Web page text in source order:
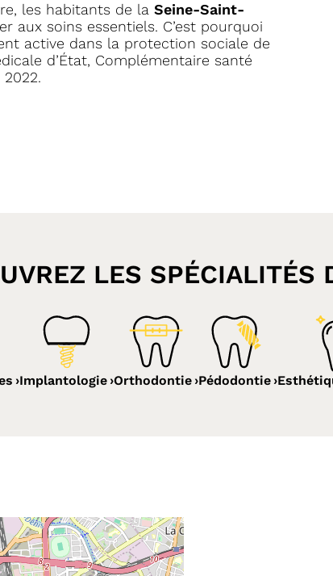
les habitants de la Seine-Saint-
aux soins essentiels. C’est pourquoi
active dans la protection sociale de
d’État, Complémentaire santé
LES SPÉCIALITÉS
Implantologie Orthodontie Pédodontie